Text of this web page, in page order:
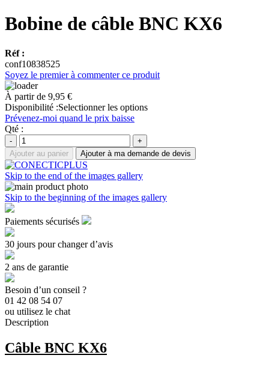
Bobine de câble BNC KX6
Réf :
conf10838525
Soyez le premier à commenter ce produit
À partir de 9,95 €
Disponibilité :Selectionner les options
Prévenez-moi quand le prix baisse
Qté :
-
+
Ajouter au panier
Ajouter à ma demande de devis
Skip to the end of the images gallery
Skip to the beginning of the images gallery
Paiements sécurisés
30 jours pour changer d’avis
2 ans de garantie
Besoin d’un conseil ?
01 42 08 54 07
ou utilisez le chat
Description
Câble BNC KX6